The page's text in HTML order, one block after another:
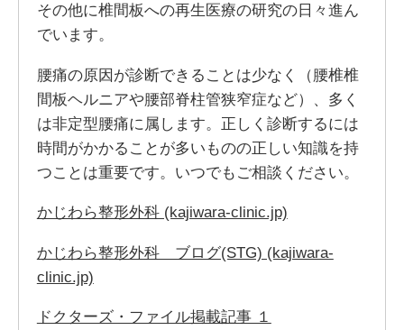
その他に椎間板への再生医療の研究の日々進ん
でいます。
腰痛の原因が診断できることは少なく（腰椎椎
間板ヘルニアや腰部脊柱管狭窄症など）、多く
は非定型腰痛に属します。正しく診断するには
時間がかかることが多いものの正しい知識を持
つことは重要です。いつでもご相談ください。
かじわら整形外科 (kajiwara-clinic.jp)
かじわら整形外科 ブログ(STG) (kajiwara-
clinic.jp)
ドクターズ・ファイル掲載記事 １